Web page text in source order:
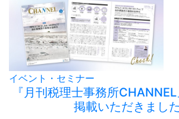
イベント・セミナー
『月刊税理士事務所
掲載いただきました